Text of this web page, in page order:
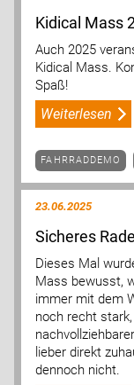
Kidical Mass
Auch 2025
Kidical Mass.
Spaß!
Weiterlesen
FAHRRADDEMO
23.06.2025
Sicheres
Dieses Mal
Mass bewusst,
immer mit dem
noch recht
lieber direkt
dennoch nicht.